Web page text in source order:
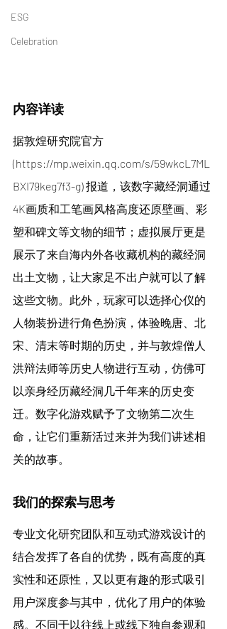
ESG
Celebration
内容详读
据敦煌研究院官方
(https://mp.weixin.qq.com/s/59wkcL7ML
BXI79keg7f3-g) 报道，该数字藏经洞通过
4K画质和工笔画风格高度还原壁画、彩
塑和碑文等文物的细节；虚拟展厅更是
展示了来自海内外各收藏机构的藏经洞
出土文物，让大家足不出户就可以了解
这些文物。此外，玩家可以选择心仪的
人物装扮进行角色扮演，体验晚唐、北
宋、清末等时期的历史，并与敦煌僧人
洪辩法师等历史人物进行互动，仿佛可
以亲身经历藏经洞几千年来的历史变
迁。数字化游戏赋予了文物第二次生
命，让它们重新活过来并为我们讲述相
关的故事。
我们的探索与思考
专业文化研究团队和互动式游戏设计的
结合发挥了各自的优势，既有高度的真
实性和还原性，又以更有趣的形式吸引
用户深度参与其中，优化了用户的体验
感。不同于以往线上或线下独自参观和